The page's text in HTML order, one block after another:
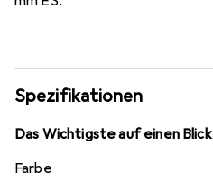
Spezifikationen
Das Wichtigste auf einen Blick
Farbe